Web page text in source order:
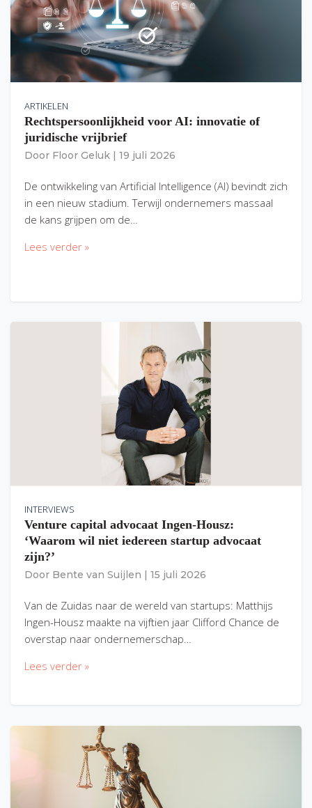
ARTIKELEN
Rechtspersoonlijkheid voor AI: innovatie of
juridische vrijbrief
Door Floor Geluk 19 juli 2026
De ontwikkeling van Artificial Intelligence (AI) bevindt zich
in een nieuw stadium. Terwijl ondernemers massaal
de kans grijpen om de…
Lees verder »
INTERVIEWS
Venture capital advocaat Ingen-Housz:
‘Waarom wil niet iedereen startup advocaat
zijn?’
Door Bente van Suijlen 15 juli 2026
Van de Zuidas naar de wereld van startups: Matthijs
Ingen-Housz maakte na vijftien jaar Clifford Chance de
overstap naar ondernemerschap…
Lees verder »